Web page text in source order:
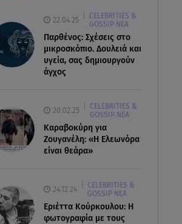
5ο όροφο πολυκατοικίας
22.04.25
CELEBRITIES &
GOSSIP ΝΕΑ
Παρθένος: Σχέσεις στο
μικροσκόπιο. Δουλειά και
υγεία, σας δημιουργούν
άγχος
20.02.25
CELEBRITIES &
GOSSIP ΝΕΑ
Καραβοκύρη για
Ζουγανέλη: «Η Ελεωνόρα
είναι θεάρα»
24.12.24
CELEBRITIES &
GOSSIP ΝΕΑ
Εριέττα Κούρκουλου: Η
φωτογραφία με τους